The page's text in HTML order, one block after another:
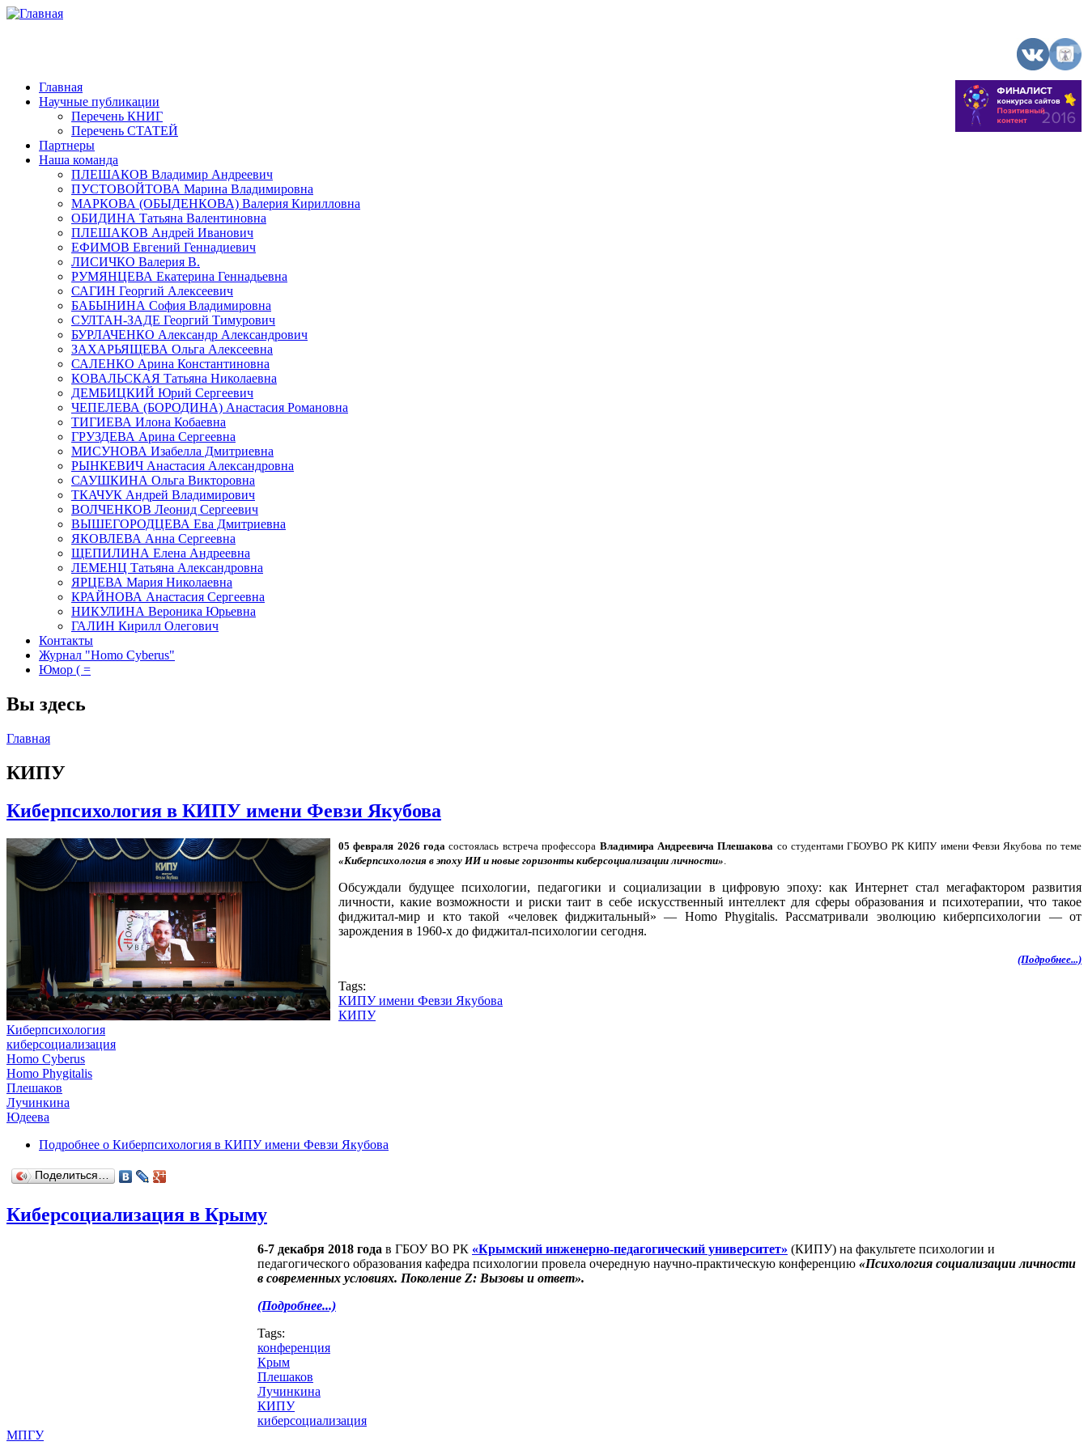
Главная
Научные публикации
Перечень КНИГ
Перечень СТАТЕЙ
Партнеры
Наша команда
ПЛЕШАКОВ Владимир Андреевич
ПУСТОВОЙТОВА Марина Владимировна
МАРКОВА (ОБЫДЕНКОВА) Валерия Кирилловна
ОБИДИНА Татьяна Валентиновна
ПЛЕШАКОВ Андрей Иванович
ЕФИМОВ Евгений Геннадиевич
ЛИСИЧКО Валерия В.
РУМЯНЦЕВА Екатерина Геннадьевна
САГИН Георгий Алексеевич
БАБЫНИНА София Владимировна
СУЛТАН-ЗАДЕ Георгий Тимурович
БУРЛАЧЕНКО Александр Александрович
ЗАХАРЬЯЩЕВА Ольга Алексеевна
САЛЕНКО Арина Константиновна
КОВАЛЬСКАЯ Татьяна Николаевна
ДЕМБИЦКИЙ Юрий Сергеевич
ЧЕПЕЛЕВА (БОРОДИНА) Анастасия Романовна
ТИГИЕВА Илона Кобаевна
ГРУЗДЕВА Арина Сергеевна
МИСУНОВА Изабелла Дмитриевна
РЫНКЕВИЧ Анастасия Александровна
САУШКИНА Ольга Викторовна
ТКАЧУК Андрей Владимирович
ВОЛЧЕНКОВ Леонид Сергеевич
ВЫШЕГОРОДЦЕВА Ева Дмитриевна
ЯКОВЛЕВА Анна Сергеевна
ЩЕПИЛИНА Елена Андреевна
ЛЕМЕНЦ Татьяна Александровна
ЯРЦЕВА Мария Николаевна
КРАЙНОВА Анастасия Сергеевна
НИКУЛИНА Вероника Юрьевна
ГАЛИН Кирилл Олегович
Контакты
Журнал "Homo Cyberus"
Юмор ( =
Вы здесь
Главная
КИПУ
Киберпсихология в КИПУ имени Февзи Якубова
05 февраля 2026 года состоялась встреча профессора Владимира Андреевича Плешакова со студентами ГБОУВО РК КИПУ имени Февзи Якубова по теме
«Киберпсихология в эпоху ИИ и новые горизонты киберсоциализации личности»
Обсуждали будущее психологии, педагогики и социализации в цифровую эпоху: как Интернет стал мегафактором развития
личности, какие возможности и риски таит в себе искусственный интеллект для сферы образования и психотерапии, что такое
фиджитал-мир и кто такой «человек фиджитальный» — Homo Phygitalis. Рассматривали эволюцию киберпсихологии — от
зарождения в 1960-х до фиджитал-психологии сегодня.
(Подробнее...)
Tags:
КИПУ имени Февзи Якубова
КИПУ
Киберпсихология
киберсоциализация
Homo Cyberus
Homo Phygitalis
Плешаков
Лучинкина
Юдеева
Подробнее о Киберпсихология в КИПУ имени Февзи Якубова
Поделиться…
Киберсоциализация в Крыму
6-7 декабря 2018 года в ГБОУ ВО РК «Крымский инженерно-педагогический университет» (КИПУ) на факультете психологии и
педагогического образования кафедра психологии провела очередную научно-практическую конференцию «Психология социализации личности
в современных условиях. Поколение Z: Вызовы и ответ».
(Подробнее...)
Tags:
конференция
Крым
Плешаков
Лучинкина
КИПУ
киберсоциализация
МПГУ